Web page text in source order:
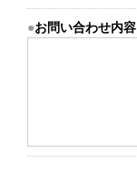
お問い合わせ内容